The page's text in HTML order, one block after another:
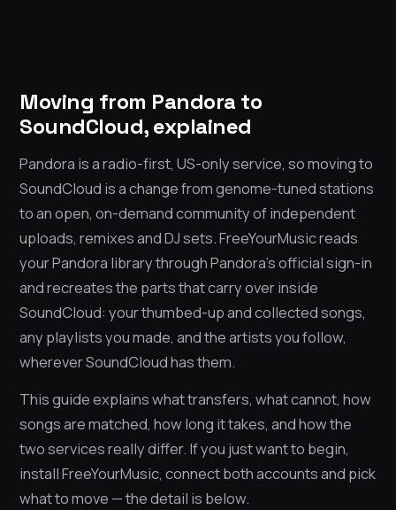
Moving from Pandora to
SoundCloud, explained
Pandora is a radio-first, US-only service, so moving to
SoundCloud is a change from genome-tuned stations
to an open, on-demand community of independent
uploads, remixes and DJ sets. FreeYourMusic reads
your Pandora library through Pandora’s official sign-in
and recreates the parts that carry over inside
SoundCloud: your thumbed-up and collected songs,
any playlists you made, and the artists you follow,
wherever SoundCloud has them.
This guide explains what transfers, what cannot, how
songs are matched, how long it takes, and how the
two services really differ. If you just want to begin,
install FreeYourMusic, connect both accounts and pick
what to move — the detail is below.